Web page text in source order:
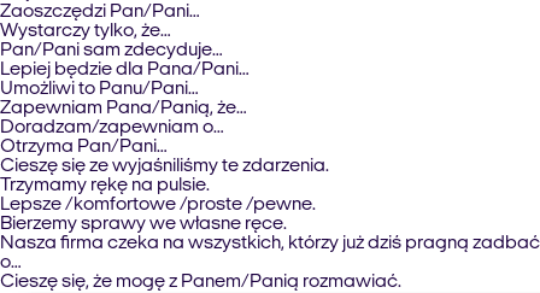
Zaoszczędzi Pan/Pani…
Wystarczy tylko, że…
Pan/Pani sam zdecyduje…
Lepiej będzie dla Pana/Pani…
Umożliwi to Panu/Pani…
Zapewniam Pana/Panią, że…
Doradzam/zapewniam o…
Otrzyma Pan/Pani…
Cieszę się ze wyjaśniliśmy te zdarzenia.
Trzymamy rękę na pulsie.
Lepsze /komfortowe /proste /pewne.
Bierzemy sprawy we własne ręce.
Nasza firma czeka na wszystkich, którzy już dziś pragną zadbać
o…
Cieszę się, że mogę z Panem/Panią rozmawiać.